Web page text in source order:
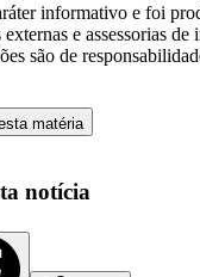
informativo e foi
e assessorias de
são de
matéria
notícia